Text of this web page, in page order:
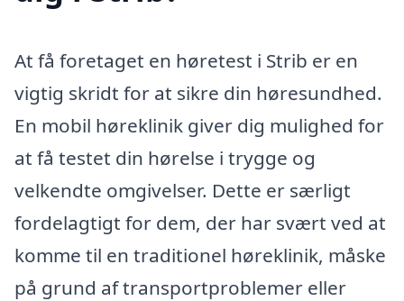
At få foretaget en høretest i Strib er en
vigtig skridt for at sikre din høresundhed.
En mobil høreklinik giver dig mulighed for
at få testet din hørelse i trygge og
velkendte omgivelser. Dette er særligt
fordelagtigt for dem, der har svært ved at
komme til en traditionel høreklinik, måske
på grund af transportproblemer eller